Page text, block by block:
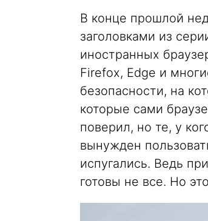
В конце прошлой
заголовками из
иностранных
Firefox, Edge и
безопасности, на
которые сами
поверил, но те, у
вынужден
испугались. Ведь
готовы не все. Но